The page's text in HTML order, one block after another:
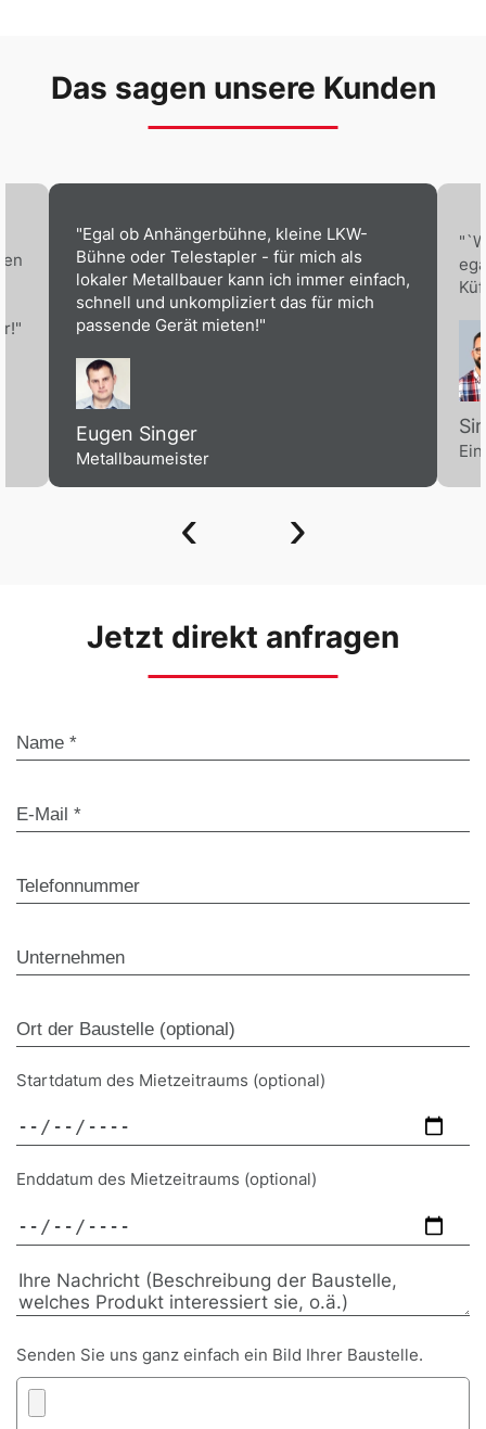
Das sagen unsere Kunden
"Egal ob Anhängerbühne, kleine LKW-
Bühne oder Telestapler - für mich als
lokaler Metallbauer kann ich immer einfach,
schnell und unkompliziert das für mich
passende Gerät mieten!"
Eugen Singer
Metallbaumeister
‹ ›
Jetzt direkt anfragen
Startdatum des Mietzeitraums (optional)
Enddatum des Mietzeitraums (optional)
Senden Sie uns ganz einfach ein Bild Ihrer Baustelle.